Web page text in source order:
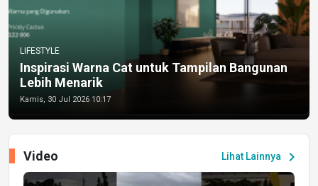
LIFESTYLE
Inspirasi Warna Cat untuk Tampilan Bangunan
Lebih Menarik
Kamis, 30 Jul 2026 10:17
Lihat Lainnya chevron_right
Video